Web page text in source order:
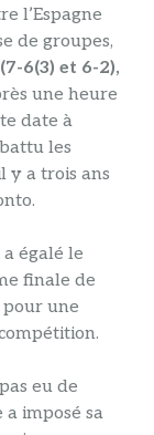
l’Espagne
de groupes,
6(3) et 6-2),
une heure
date à
les
y a trois ans
égalé le
finale de
une
eu de
a imposé sa